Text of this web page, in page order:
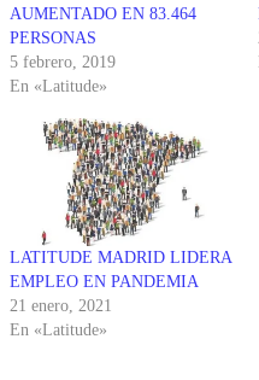
AUMENTADO EN 83.464
PERSONAS
5 febrero, 2019
En «Latitude»
LATITUDE MADRID LIDERA
EMPLEO EN PANDEMIA
21 enero, 2021
En «Latitude»